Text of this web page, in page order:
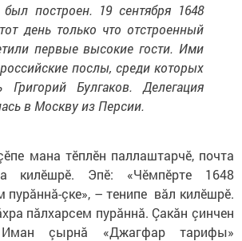
построен. 19 сентября 1648
день только что отстроенный
первые высокие гости. Ими
послы, среди которых
Булгаков. Делегация
в Москву из Персии.
мана тӗплӗн паллаштарчӗ, почта
килӗшрӗ. Эпӗ: «Чӗмпӗрте 1648
пурăннă-çке», – тенипе вăл килӗшрӗ.
пăлхарсем пурăннă. Çакăн çинчен
çырнă «Джагфар тарифы»